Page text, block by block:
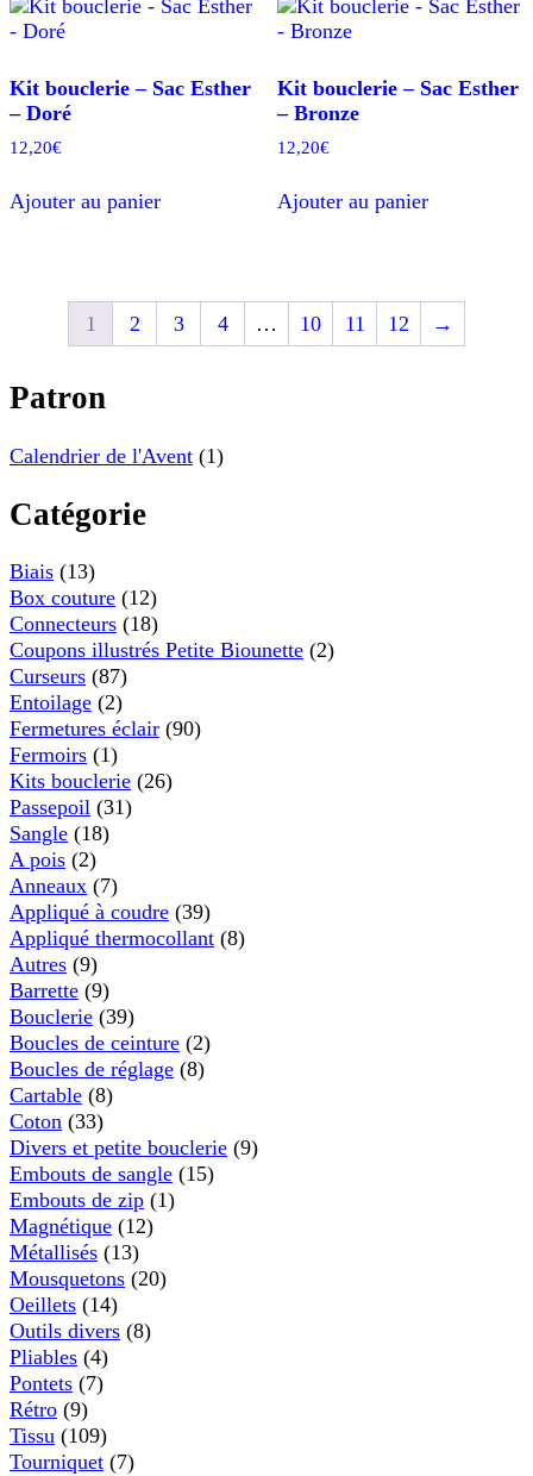
Kit bouclerie – Sac Esther
– Doré
12,20€
Ajouter au panier
Kit bouclerie – Sac Esther
– Bronze
12,20€
Ajouter au panier
1 2 3 4 … 10 11 12 →
Patron
Calendrier de l'Avent (1)
Catégorie
Biais (13)
Box couture (12)
Connecteurs (18)
Coupons illustrés Petite Biounette (2)
Curseurs (87)
Entoilage (2)
Fermetures éclair (90)
Fermoirs (1)
Kits bouclerie (26)
Passepoil (31)
Sangle (18)
A pois (2)
Anneaux (7)
Appliqué à coudre (39)
Appliqué thermocollant (8)
Autres (9)
Barrette (9)
Bouclerie (39)
Boucles de ceinture (2)
Boucles de réglage (8)
Cartable (8)
Coton (33)
Divers et petite bouclerie (9)
Embouts de sangle (15)
Embouts de zip (1)
Magnétique (12)
Métallisés (13)
Mousquetons (20)
Oeillets (14)
Outils divers (8)
Pliables (4)
Pontets (7)
Rétro (9)
Tissu (109)
Tourniquet (7)